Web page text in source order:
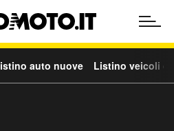
auto nuove Listino veicoli